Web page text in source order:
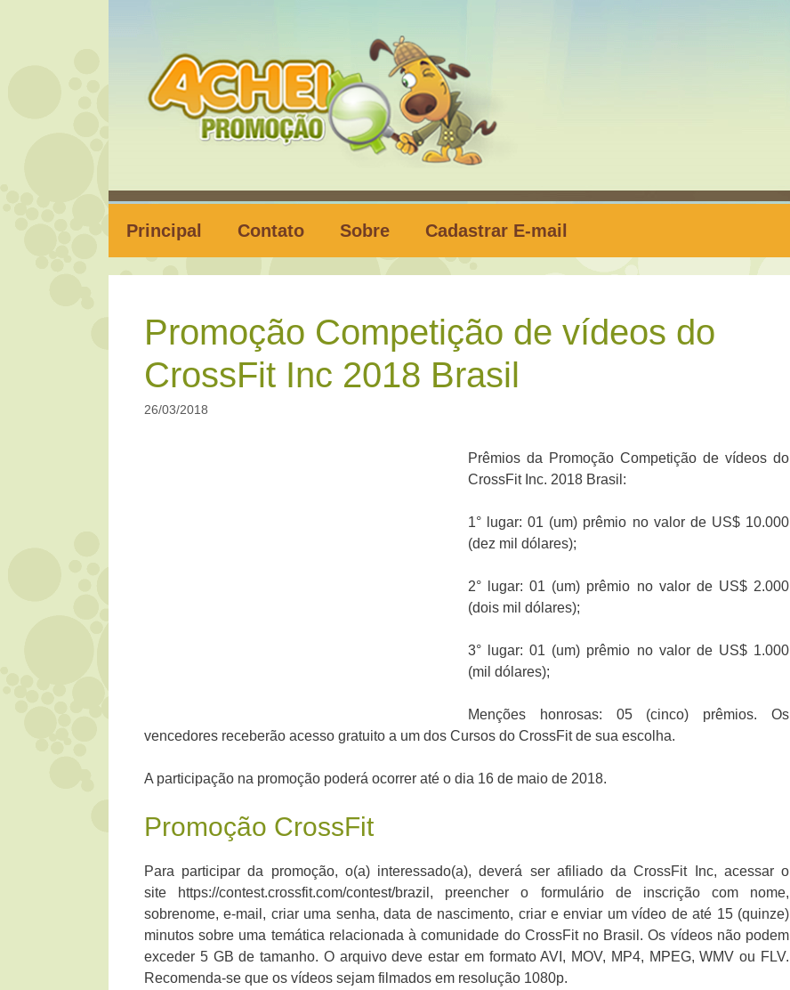
Principal Contato Sobre Cadastrar E-mail
Promoção Competição de vídeos do
CrossFit Inc 2018 Brasil
26/03/2018
Prêmios da Promoção Competição de vídeos do
CrossFit Inc. 2018 Brasil:
1° lugar: 01 (um) prêmio no valor de US$ 10.000
(dez mil dólares);
2° lugar: 01 (um) prêmio no valor de US$ 2.000
(dois mil dólares);
3° lugar: 01 (um) prêmio no valor de US$ 1.000
(mil dólares);
Menções honrosas: 05 (cinco) prêmios. Os
vencedores receberão acesso gratuito a um dos Cursos do CrossFit de sua escolha.
A participação na promoção poderá ocorrer até o dia 16 de maio de 2018.
Promoção CrossFit
Para participar da promoção, o(a) interessado(a), deverá ser afiliado da CrossFit Inc, acessar o
site https://contest.crossfit.com/contest/brazil, preencher o formulário de inscrição com nome,
sobrenome, e-mail, criar uma senha, data de nascimento, criar e enviar um vídeo de até 15 (quinze)
minutos sobre uma temática relacionada à comunidade do CrossFit no Brasil. Os vídeos não podem
exceder 5 GB de tamanho. O arquivo deve estar em formato AVI, MOV, MP4, MPEG, WMV ou FLV.
Recomenda-se que os vídeos sejam filmados em resolução 1080p.